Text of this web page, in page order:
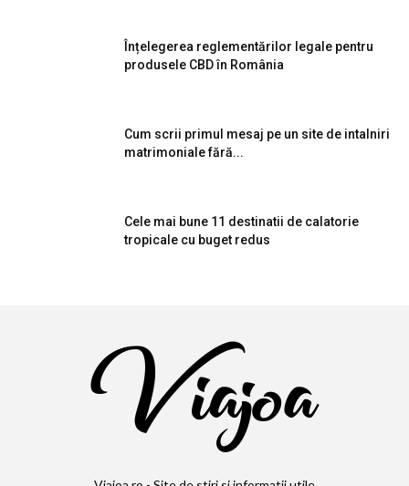
Înțelegerea reglementărilor legale pentru
produsele CBD în România
Cum scrii primul mesaj pe un site de intalniri
matrimoniale fără...
Cele mai bune 11 destinatii de calatorie
tropicale cu buget redus